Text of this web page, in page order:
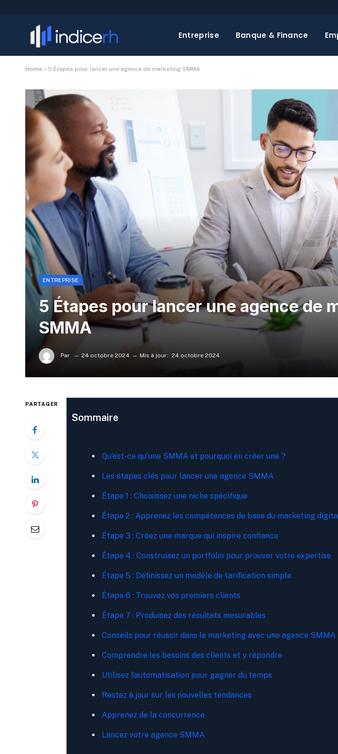
Entreprise Banque & Finance
Home » 5 Étapes pour lancer une agence de marketing SMMA
ENTREPRISE
5 Étapes pour lancer une agence de
SMMA
Par 24 octobre 2024 Mis à jour: 24 octobre 2024
PARTAGER
Sommaire
Qu’est-ce qu’une SMMA et pourquoi en créer une ?
Les étapes clés pour lancer une agence SMMA
Étape 1 : Choisissez une niche spécifique
Étape 2 : Apprenez les compétences de base du marketing
Étape 3 : Créez une marque qui inspire confiance
Étape 4 : Construisez un portfolio pour prouver votre expertise
Étape 5 : Définissez un modèle de tarification simple
Étape 6 : Trouvez vos premiers clients
Étape 7 : Produisez des résultats mesurables
Conseils pour réussir dans le marketing avec une agence SMMA
Comprendre les besoins des clients et y répondre
Utilisez l’automatisation pour gagner du temps
Restez à jour sur les nouvelles tendances
Apprenez de la concurrence
Lancez votre agence SMMA